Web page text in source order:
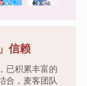
信赖
已积累丰富的
合，麦客团队